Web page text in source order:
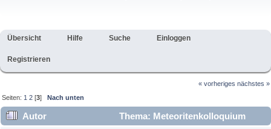
Übersicht Hilfe Suche Einloggen
Registrieren
« vorheriges nächstes »
Seiten: 1 2 [3]Nach unten
Autor
Thema: Meteoritenkolloquium